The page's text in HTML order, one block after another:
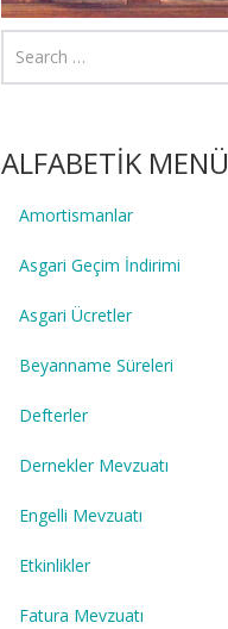
ALFABETİK MENÜ
Amortismanlar
Asgari Geçim İndirimi
Asgari Ücretler
Beyanname Süreleri
Defterler
Dernekler Mevzuatı
Engelli Mevzuatı
Etkinlikler
Fatura Mevzuatı